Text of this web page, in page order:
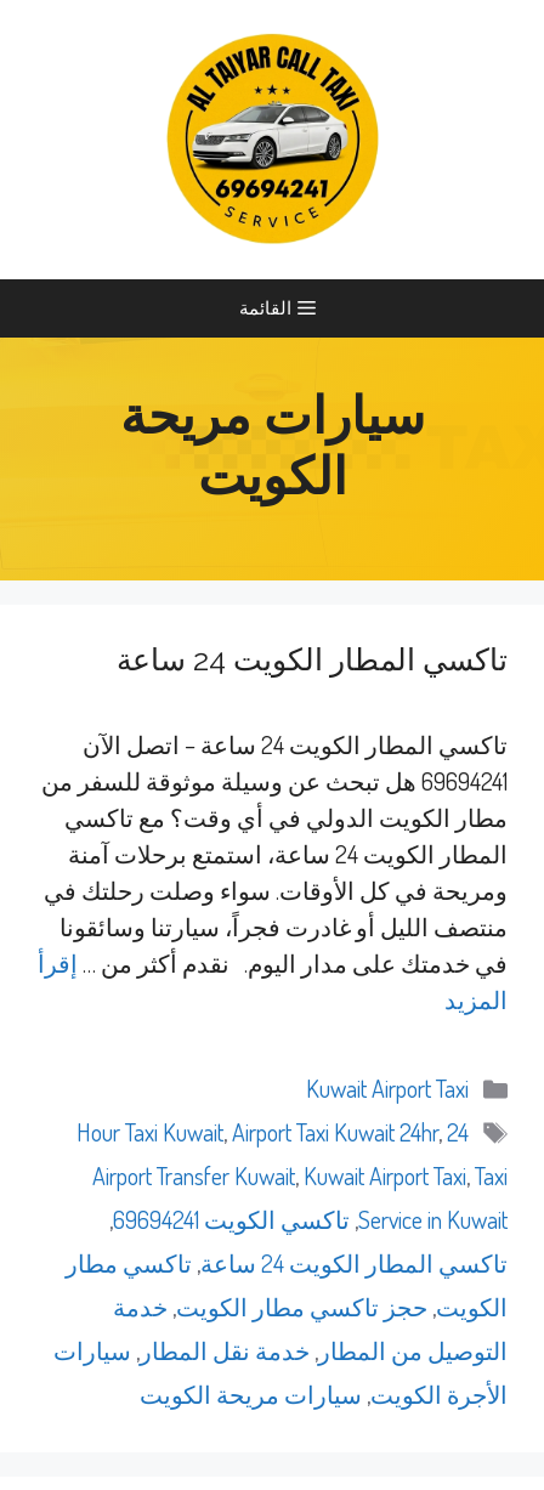
القائمة
سيارات مريحة
الكويت
تاكسي المطار الكويت 24 ساعة
تاكسي المطار الكويت 24 ساعة – اتصل الآن
69694241 هل تبحث عن وسيلة موثوقة للسفر من
مطار الكويت الدولي في أي وقت؟ مع تاكسي
المطار الكويت 24 ساعة، استمتع برحلات آمنة
ومريحة في كل الأوقات. سواء وصلت رحلتك في
منتصف الليل أو غادرت فجراً، سيارتنا وسائقونا
في خدمتك على مدار اليوم. نقدم أكثر من … إقرأ
المزيد
التصنيفات
Kuwait Airport Taxi
الوسوم
24 Hour Taxi Kuwait
,Airport Taxi Kuwait 24hr,
Airport Transfer Kuwait,Kuwait Airport Taxi,Taxi
Service in Kuwait
, تاكسي الكويت 69694241
,
تاكسي المطار الكويت 24 ساعة
, تاكسي مطار
الكويت, حجز تاكسي مطار الكويت, خدمة
التوصيل من المطار , خدمة نقل المطار , سيارات
الأجرة الكويت, سيارات مريحة الكويت